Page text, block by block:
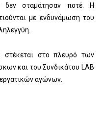
σταμάτησαν ποτέ. Η
με ενδυνάμωση του
στέκεται στο πλευρό των
και του Συνδικάτου LAB
αγώνων.